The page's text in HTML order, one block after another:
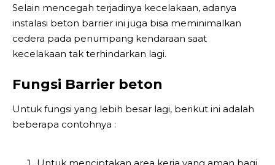
Selain mencegah terjadinya kecelakaan, adanya
instalasi beton barrier ini juga bisa meminimalkan
cedera pada penumpang kendaraan saat
kecelakaan tak terhindarkan lagi.
Fungsi Barrier beton
Untuk fungsi yang lebih besar lagi, berikut ini adalah
beberapa contohnya :
Untuk menciptakan area kerja yang aman bagi